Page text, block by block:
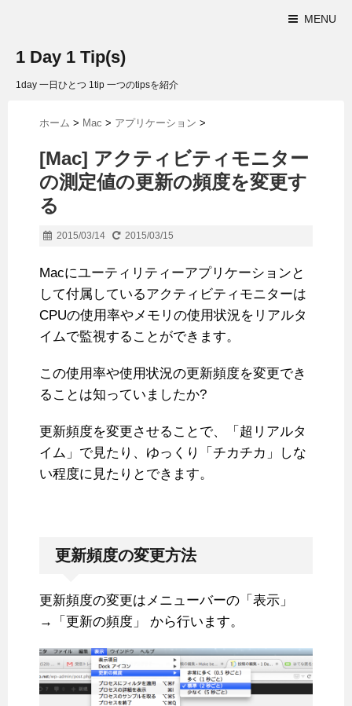
MENU
1 Day 1 Tip(s)
1day 一日ひとつ 1tip 一つのtipsを紹介
ホーム > Mac > アプリケーション >
[Mac] アクティビティモニター
の測定値の更新の頻度を変更す
る
2015/03/14 2015/03/15
Macにユーティリティーアプリケーションと
して付属しているアクティビティモニターは
CPUの使用率やメモリの使用状況をリアルタ
イムで監視することができます。
この使用率や使用状況の更新頻度を変更でき
ることは知っていましたか?
更新頻度を変更させることで、「超リアルタ
イム」で見たり、ゆっくり「チカチカ」しな
い程度に見たりとできます。
更新頻度の変更方法
更新頻度の変更はメニューバーの「表示」
→「更新の頻度」 から行います。